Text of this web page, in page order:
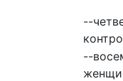
--
--